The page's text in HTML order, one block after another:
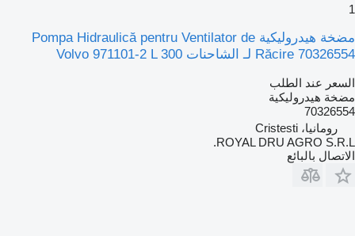
1
مضخة هيدروليكية Pompa Hidraulică pentru Ventilator de
Răcire 70326554 لـ الشاحنات Volvo 971101-2 L 300
السعر عند الطلب
مضخة هيدروليكية
70326554
رومانيا، Cristesti
ROYAL DRU AGRO S.R.L.
الاتصال بالبائع